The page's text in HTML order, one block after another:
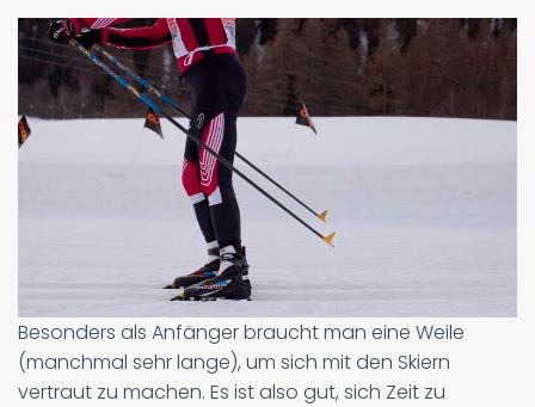
Besonders als Anfänger braucht man eine Weile
(manchmal sehr lange), um sich mit den Skiern
vertraut zu machen. Es ist also gut, sich Zeit zu